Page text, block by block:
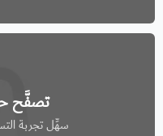
تصفَّح
سهِّل تجربة